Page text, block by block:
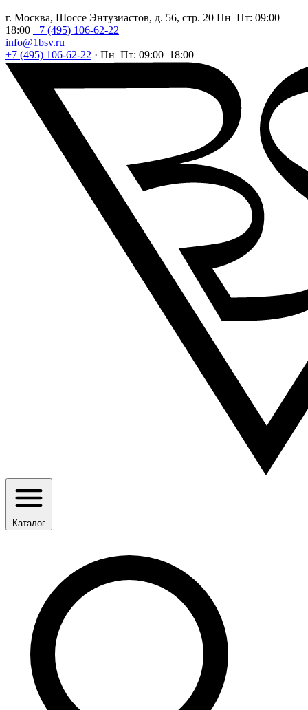
г. Москва, Шоссе Энтузиастов, д. 56, стр. 20 Пн–Пт: 09:00–
18:00 +7 (495) 106-62-22
info@1bsv.ru
+7 (495) 106-62-22 · Пн–Пт: 09:00–18:00
Каталог